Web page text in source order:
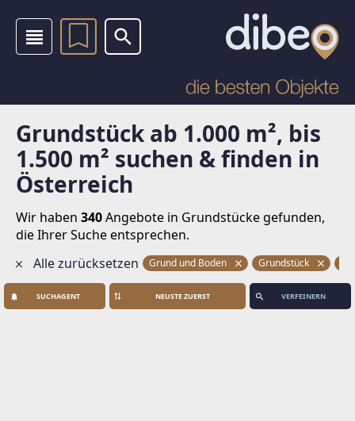
Grundstück ab 1.000 m², bis
1.500 m² suchen & finden in
Österreich
Wir haben 340Angebote in Grundstücke gefunden,
die Ihrer Suche entsprechen.
Alle zurücksetzen
Grund und Boden Grundstück
SUCHAGENT VERFEINERN